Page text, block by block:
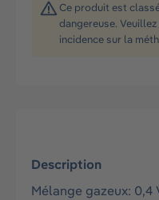
Ce produit est
dangereuse.
incidence sur la
Description
Mélange gazeux: 0,4